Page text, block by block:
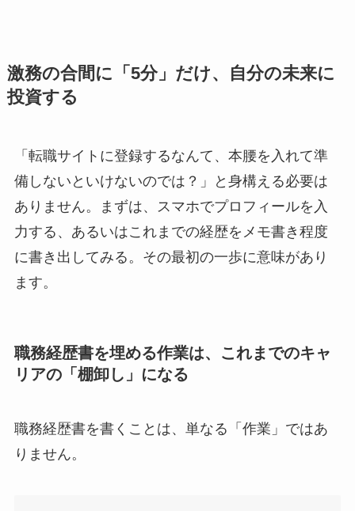
激務の合間に「5分」だけ、自分の未来に
投資する
「転職サイトに登録するなんて、本腰を入れて準
備しないといけないのでは？」と身構える必要は
ありません。まずは、スマホでプロフィールを入
力する、あるいはこれまでの経歴をメモ書き程度
に書き出してみる。その最初の一歩に意味があり
ます。
職務経歴書を埋める作業は、これまでのキャ
リアの「棚卸し」になる
職務経歴書を書くことは、単なる「作業」ではあ
りません。